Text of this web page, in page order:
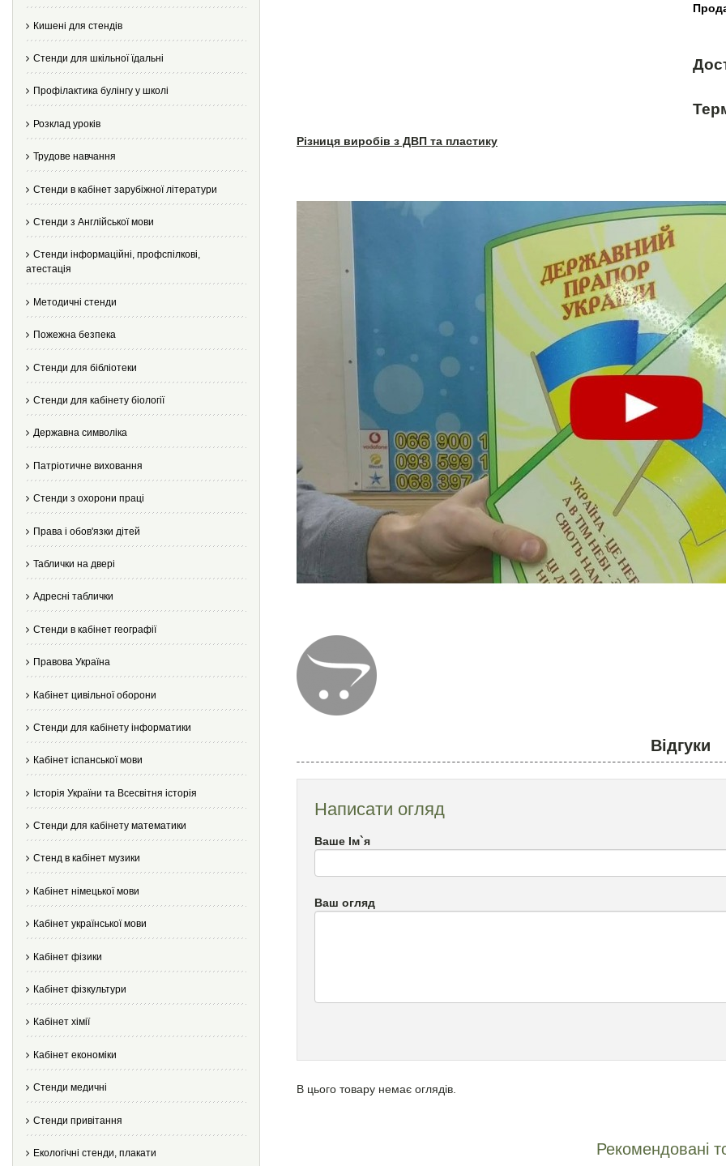
Кишені для стендів
Стенди для шкільної їдальні
Профілактика булінгу у школі
Розклад уроків
Трудове навчання
Стенди в кабінет зарубіжної літератури
Стенди з Англійської мови
Стенди інформаційні, профспілкові,
атестація
Методичні стенди
Пожежна безпека
Стенди для бібліотеки
Стенди для кабінету біології
Державна символіка
Патріотичне виховання
Стенди з охорони праці
Права і обов'язки дітей
Таблички на двері
Адресні таблички
Стенди в кабінет географії
Правова Україна
Кабінет цивільної оборони
Стенди для кабінету інформатики
Кабінет іспанської мови
Історія України та Всесвітня історія
Стенди для кабінету математики
Стенд в кабінет музики
Кабінет німецької мови
Кабінет української мови
Кабінет фізики
Кабінет фізкультури
Кабінет хімії
Кабінет економіки
Стенди медичні
Стенди привітання
Екологічні стенди, плакати
Різниця виробів з ДВП та пластику
Відгуки
Написати огляд
Ваше Ім`я
Ваш огляд
В цього товару немає оглядів.
Рекомендовані